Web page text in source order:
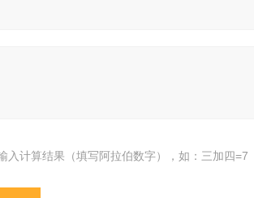
入计算结果（填写阿拉伯数字），如：三加四=7